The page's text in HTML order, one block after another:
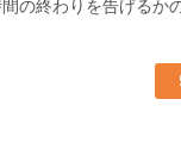
の終わりを告げる